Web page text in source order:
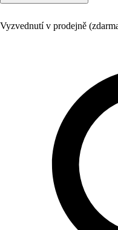
Vyzvednutí v prodejně